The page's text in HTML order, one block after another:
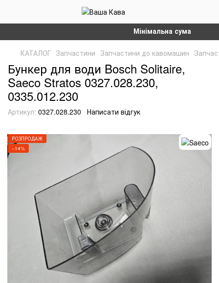
Мінімальна сума
КАТАЛОГ Запчастини Запчастини до кавомашин
Бункер для води Bosch Solitaire,
Saeco Stratos 0327.028.230,
0335.012.230
Артикул: 0327.028.230 Написати відгук
РОЗПРОДАЖ
−14%